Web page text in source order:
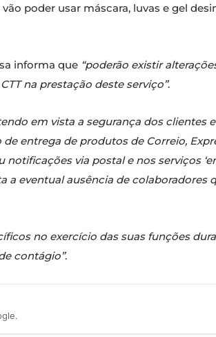
poder usar máscara, luvas e gel
informa que “poderão existir
na prestação deste serviço”.
em vista a segurança dos clientes
entrega de produtos de Correio,
via postal e nos serviços
eventual ausência de colaboradores
no exercício das suas funções
contágio”.